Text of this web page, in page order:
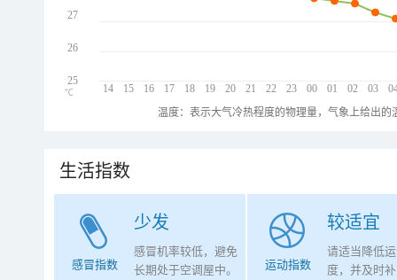
14 15 16 17 18 19 20 21 22 23 00 01 02 03
27
26
25
℃
温度：表示大气冷热程度的物理量，气象上给出
生活指数
少发
感冒指数
感冒机率较低，避免
长期处于空调屋中。
较适宜
运动指数
请适当降低
度，并及时